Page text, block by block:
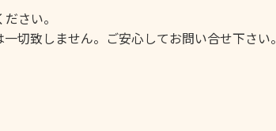
さい。
切致しません。ご安心してお問い合せ下さい。